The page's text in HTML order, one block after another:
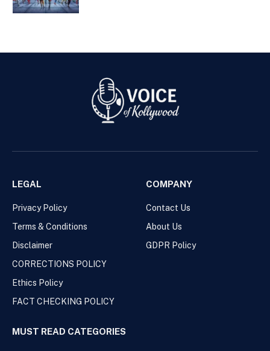
LEGAL
Privacy Policy
Terms & Conditions
Disclaimer
CORRECTIONS POLICY
Ethics Policy
FACT CHECKING POLICY
COMPANY
Contact Us
About Us
GDPR Policy
MUST READ CATEGORIES